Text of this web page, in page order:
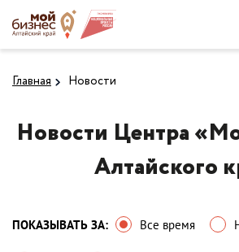
Главная Новости
Новости Центра
Алтайского
ПОКАЗЫВАТЬ ЗА: Все время